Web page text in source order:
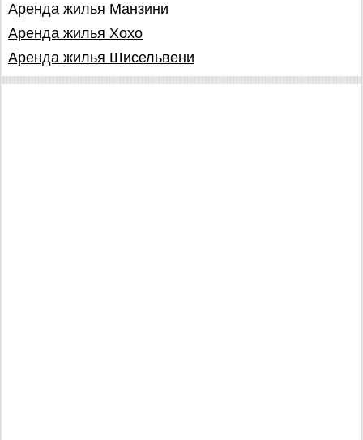
Аренда жилья Манзини
Аренда жилья Хохо
Аренда жилья Шисельвени